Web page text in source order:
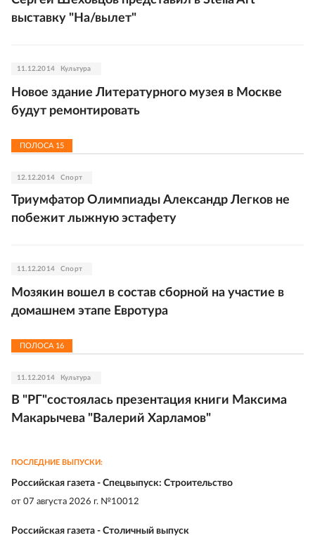
выставку "На/вылет"
11.12.2014 Культура
Новое здание Литературного музея в Москве
будут ремонтировать
ПОЛОСА 15
12.12.2014 Спорт
Триумфатор Олимпиады Александр Легков не
побежит лыжную эстафету
11.12.2014 Спорт
Мозякин вошел в состав сборной на участие в
домашнем этапе Евротура
ПОЛОСА 16
11.12.2014 Культура
В "РГ"состоялась презентация книги Максима
Макарычева "Валерий Харламов"
ПОСЛЕДНИЕ ВЫПУСКИ:
Российская газета - Спецвыпуск: Строительство
от 07 августа 2026 г. №10012
Российская газета - Столичный выпуск